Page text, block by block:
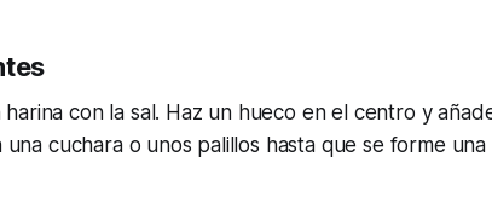
con la sal. Haz un hueco en el centro y
cuchara o unos palillos hasta que se forme una